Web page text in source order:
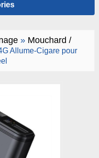
» Mouchard /
Allume-Cigare pour